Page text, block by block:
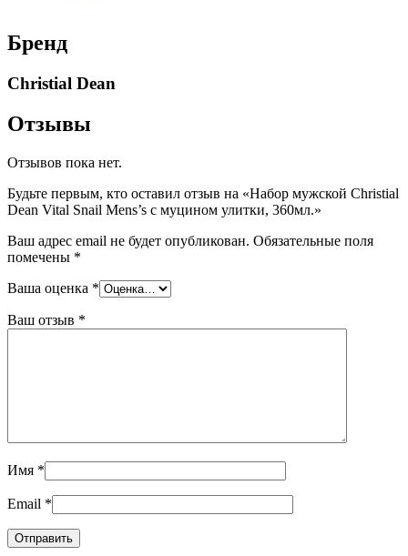
Бренд
Christial Dean
Отзывы
Отзывов пока нет.
Будьте первым, кто оставил отзыв на «Набор мужской Christial
Dean Vital Snail Mens’s с муцином улитки, 360мл.»
Ваш адрес email не будет опубликован. Обязательные поля
помечены *
Ваша оценка *
Ваш отзыв *
Имя *
Email *